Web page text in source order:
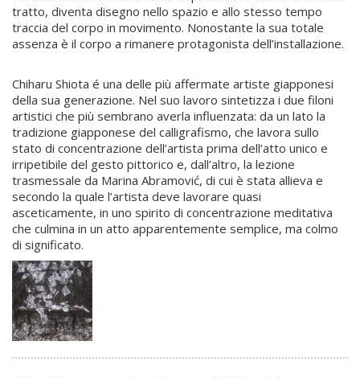
tratto, diventa disegno nello spazio e allo stesso tempo
traccia del corpo in movimento. Nonostante la sua totale
assenza è il corpo a rimanere protagonista dell’installazione.
Chiharu Shiota é una delle più affermate artiste giapponesi
della sua generazione. Nel suo lavoro sintetizza i due filoni
artistici che più sembrano averla influenzata: da un lato la
tradizione giapponese del calligrafismo, che lavora sullo
stato di concentrazione dell’artista prima dell’atto unico e
irripetibile del gesto pittorico e, dall’altro, la lezione
trasmessale da Marina Abramović, di cui è stata allieva e
secondo la quale l’artista deve lavorare quasi
asceticamente, in uno spirito di concentrazione meditativa
che culmina in un atto apparentemente semplice, ma colmo
di significato.